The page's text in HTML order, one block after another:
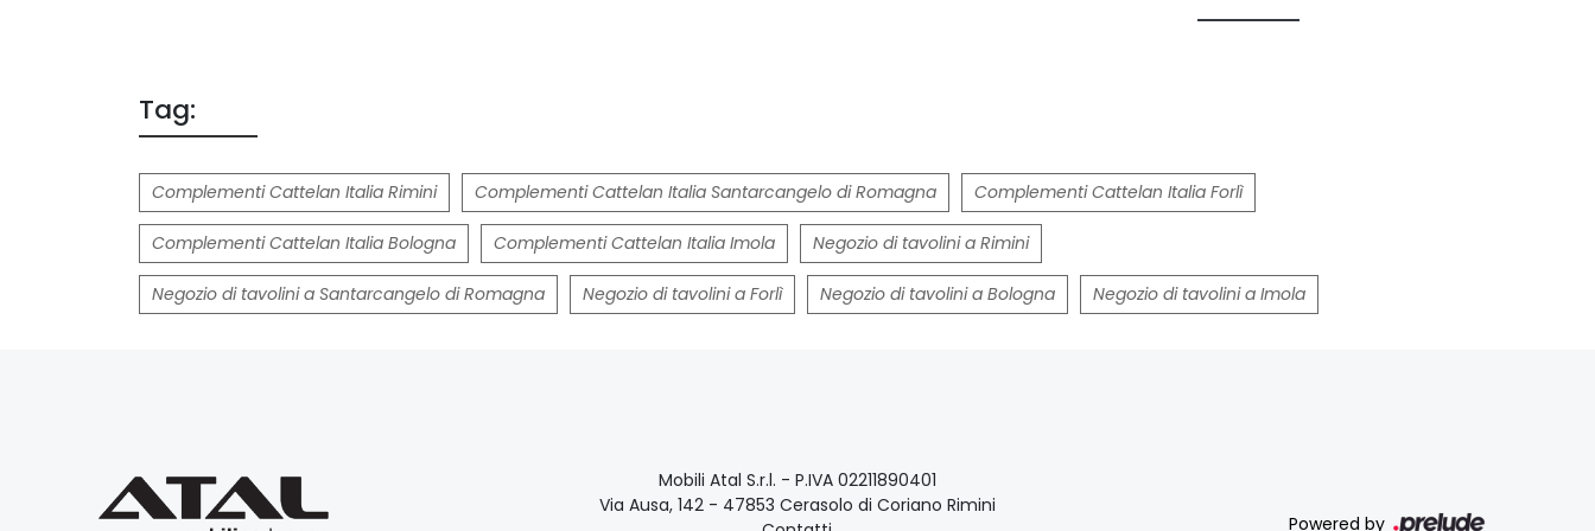
Tag:
Complementi Cattelan Italia Rimini Complementi Cattelan Italia Santarcangelo di Romagna Complementi Cattelan Italia Forlì
Complementi Cattelan Italia Bologna Complementi Cattelan Italia Imola Negozio di tavolini a Rimini
Negozio di tavolini a Santarcangelo di Romagna Negozio di tavolini a Forlì Negozio di tavolini a Bologna Negozio di tavolini a Imola
Mobili Atal S.r.l. - P.IVA 02211890401
Via Ausa, 142 - 47853 Cerasolo di Coriano Rimini
Powered by